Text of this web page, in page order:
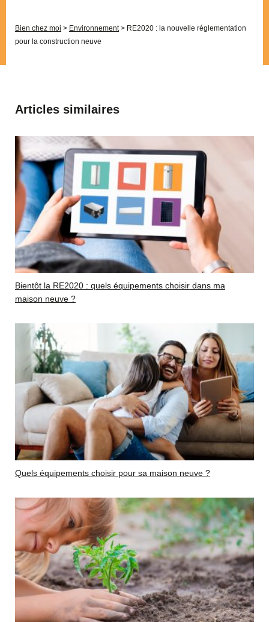
Bien chez moi > Environnement> RE2020 : la nouvelle réglementation
pour la construction neuve
Articles similaires
Bientôt la RE2020 : quels équipements choisir dans ma
maison neuve ?
Quels équipements choisir pour sa maison neuve ?